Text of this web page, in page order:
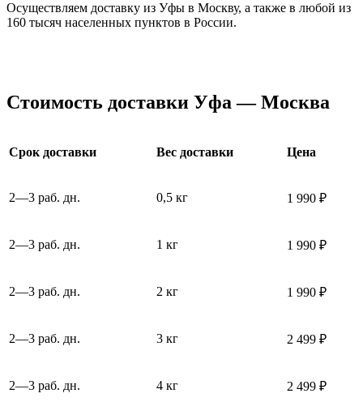
Осуществляем доставку из Уфы в Москву, а также в любой из
160 тысяч населенных пунктов в России.
Стоимость доставки Уфа — Москва
Срок доставки Вес доставки Цена
2—3 раб. дн. 0,5 кг 1 990 ₽
2—3 раб. дн. 1 кг 1 990 ₽
2—3 раб. дн. 2 кг 1 990 ₽
2—3 раб. дн. 3 кг 2 499 ₽
2—3 раб. дн. 4 кг 2 499 ₽